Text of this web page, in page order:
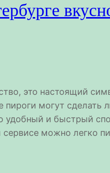
это настоящий
пироги могут сделать
удобный и быстрый
можно легко